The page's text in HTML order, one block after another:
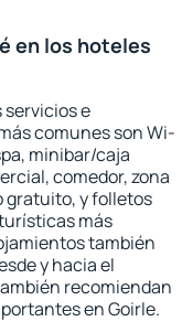
en los hoteles
servicios e
comunes son Wi-
minibar/caja
comedor, zona
gratuito, y folletos
más
también
y hacia el
recomiendan
en Goirle.